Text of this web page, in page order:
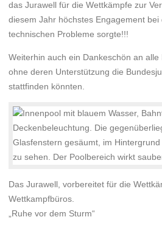
das Jurawell für die Wettkämpfe zur
diesem Jahr höchstes Engagement
technischen Probleme sorgte!!!
Weiterhin auch ein Dankeschön an alle
ohne deren Unterstützung die
stattfinden könnten.
Das Jurawell, vorbereitet für die
Wettkampfbüros.
„Ruhe vor dem Sturm“